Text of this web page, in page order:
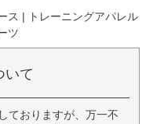
ス | トレーニングアパレル
ツ
いて
ておりますが、万一不